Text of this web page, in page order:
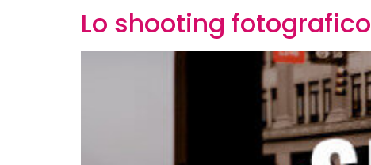
Lo shooting fotografico